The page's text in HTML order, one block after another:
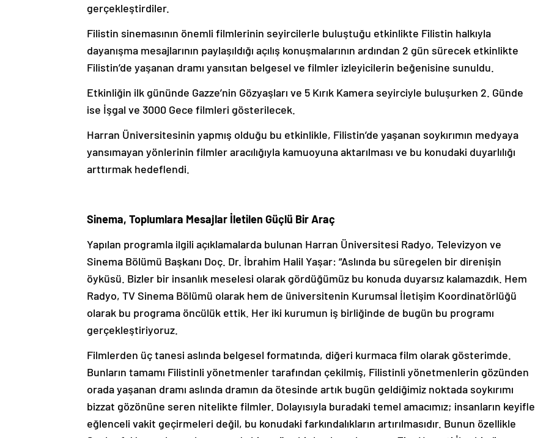
gerçekleştirdiler.
Filistin sinemasının önemli filmlerinin seyircilerle buluştuğu etkinlikte Filistin halkıyla
dayanışma mesajlarının paylaşıldığı açılış konuşmalarının ardından 2 gün sürecek etkinlikte
Filistin’de yaşanan dramı yansıtan belgesel ve filmler izleyicilerin beğenisine sunuldu.
Etkinliğin ilk gününde Gazze’nin Gözyaşları ve 5 Kırık Kamera seyirciyle buluşurken 2. Günde
ise İşgal ve 3000 Gece filmleri gösterilecek.
Harran Üniversitesinin yapmış olduğu bu etkinlikle, Filistin’de yaşanan soykırımın medyaya
yansımayan yönlerinin filmler aracılığıyla kamuoyuna aktarılması ve bu konudaki duyarlılığı
arttırmak hedeflendi.
Sinema, Toplumlara Mesajlar İletilen Güçlü Bir Araç
Yapılan programla ilgili açıklamalarda bulunan Harran Üniversitesi Radyo, Televizyon ve
Sinema Bölümü Başkanı Doç. Dr. İbrahim Halil Yaşar: “Aslında bu süregelen bir direnişin
öyküsü. Bizler bir insanlık meselesi olarak gördüğümüz bu konuda duyarsız kalamazdık. Hem
Radyo, TV Sinema Bölümü olarak hem de üniversitenin Kurumsal İletişim Koordinatörlüğü
olarak bu programa öncülük ettik. Her iki kurumun iş birliğinde de bugün bu programı
gerçekleştiriyoruz.
Filmlerden üç tanesi aslında belgesel formatında, diğeri kurmaca film olarak gösterimde.
Bunların tamamı Filistinli yönetmenler tarafından çekilmiş, Filistinli yönetmenlerin gözünden
orada yaşanan dramı aslında dramın da ötesinde artık bugün geldiğimiz noktada soykırımı
bizzat gözönüne seren nitelikte filmler. Dolayısıyla buradaki temel amacımız; insanların keyifle
eğlenceli vakit geçirmeleri değil, bu konudaki farkındalıkların artırılmasıdır. Bunun özellikle